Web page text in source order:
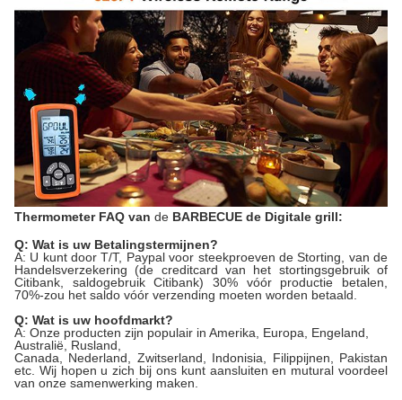
Thermometer FAQ van de BARBECUE de Digitale grill:
Q: Wat is uw Betalingstermijnen?
A: U kunt door T/T, Paypal voor steekproeven de Storting, van de
Handelsverzekering (de creditcard van het stortingsgebruik of
Citibank, saldogebruik Citibank) 30% vóór productie betalen,
70%-zou het saldo vóór verzending moeten worden betaald.
Q: Wat is uw hoofdmarkt?
A: Onze producten zijn populair in Amerika, Europa, Engeland,
Australië, Rusland,
Canada, Nederland, Zwitserland, Indonisia, Filippijnen, Pakistan
etc. Wij hopen u zich bij ons kunt aansluiten en mutural voordeel
van onze samenwerking maken.